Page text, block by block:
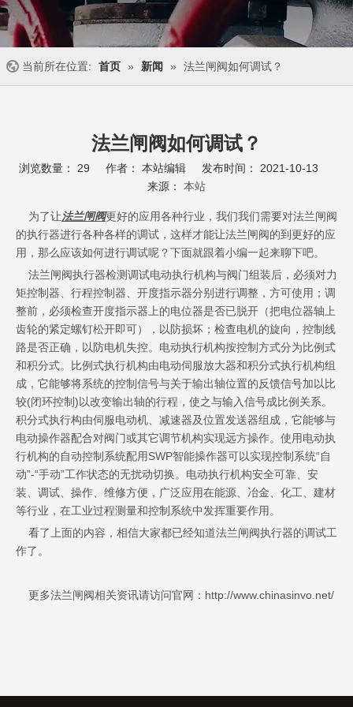
当前所在位置: 首页 » 新闻 » 法兰闸阀如何调试？
法兰闸阀如何调试？
浏览数量： 29 作者： 本站编辑 发布时间： 2021-10-13
来源： 本站
["wechat","weibo","qzone","douban","email"]
为了让法兰闸阀更好的应用各种行业，我们我们需要对法兰闸阀
的执行器进行各种各样的调试，这样才能让法兰闸阀的到更好的应
用，那么应该如何进行调试呢？下面就跟着小编一起来聊下吧。
法兰闸阀执行器检测调试电动执行机构与阀门组装后，必须对力
矩控制器、行程控制器、开度指示器分别进行调整，方可使用；调
整前，必须检查开度指示器上的电位器是否已脱开（把电位器轴上
齿轮的紧定螺钉松开即可），以防损坏；检查电机的旋向，控制线
路是否正确，以防电机失控。电动执行机构按控制方式分为比例式
和积分式。比例式执行机构由电动伺服放大器和积分式执行机构组
成，它能够将系统的控制信号与关于输出轴位置的反馈信号加以比
较(闭环控制)以改变输出轴的行程，使之与输入信号成比例关系。
积分式执行构由伺服电动机、减速器及位置发送器组成，它能够与
电动操作器配合对阀门或其它调节机构实现远方操作。使用电动执
行机构的自动控制系统配用SWP智能操作器可以实现控制系统“自
动”-“手动”工作状态的无扰动切换。电动执行机构安全可靠、安
装、调试、操作、维修方便，广泛应用在能源、冶金、化工、建材
等行业，在工业过程测量和控制系统中发挥重要作用。
看了上面的内容，相信大家都已经知道法兰闸阀执行器的调试工
作了。
更多法兰闸阀相关资讯请访问官网：http://www.chinasinvo.net/